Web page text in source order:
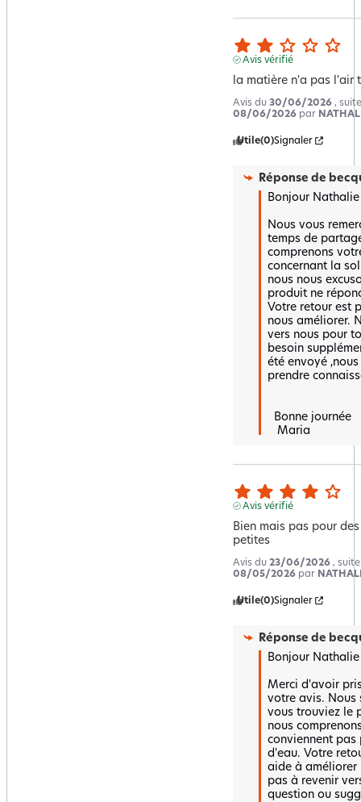
Avis vérifié
la matière n'a pas l'air
Avis du 30/06/2026 ,
08/06/2026 par
Utile(0)Signaler
Réponse de
Bonjour Nathalie
Nous vous
temps de
comprenons
concernant la
nous nous
produit ne
Votre retour est
nous améliorer.
vers nous pour
besoin
été envoyé
prendre
   Maria
Avis vérifié
Bien mais pas pour
petites
Avis du 23/06/2026 ,
08/05/2026 par
Utile(0)Signaler
Réponse de
Bonjour Nathalie
Merci d'avoir
votre avis. Nous
vous trouviez le
nous
conviennent pas
d'eau. Votre
aide à améliorer
pas à revenir
question ou